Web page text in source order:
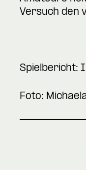
Versuch den
Spielbericht:
Foto: